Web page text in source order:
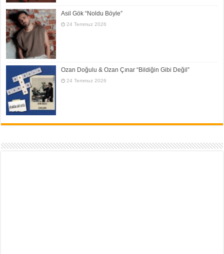
Asil Gök “Noldu Böyle”
24 Temmuz 2026
Ozan Doğulu & Ozan Çınar “Bildiğin Gibi Değil”
24 Temmuz 2026